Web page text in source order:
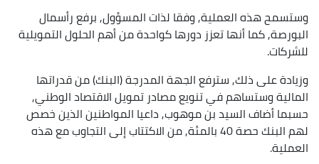
وستسمح هذه العملية, وفقا لذات المسؤول, برفع رأسمال
البورصة, كما أنها تعزز دورها كواحدة من أهم الحلول التمويلية
للشركات.
وزيادة على ذلك, سترفع الجهة المدرجة (البنك) من قدراتها
المالية وستساهم في تنويع مصادر تمويل الاقتصاد الوطني,
حسبما أضاف السيد بن موهوب, داعيا المواطنين الذين خصص
لهم البنك حصة 40 بالمئة, من الاكتتاب إلى التجاوب مع هذه
العملية.